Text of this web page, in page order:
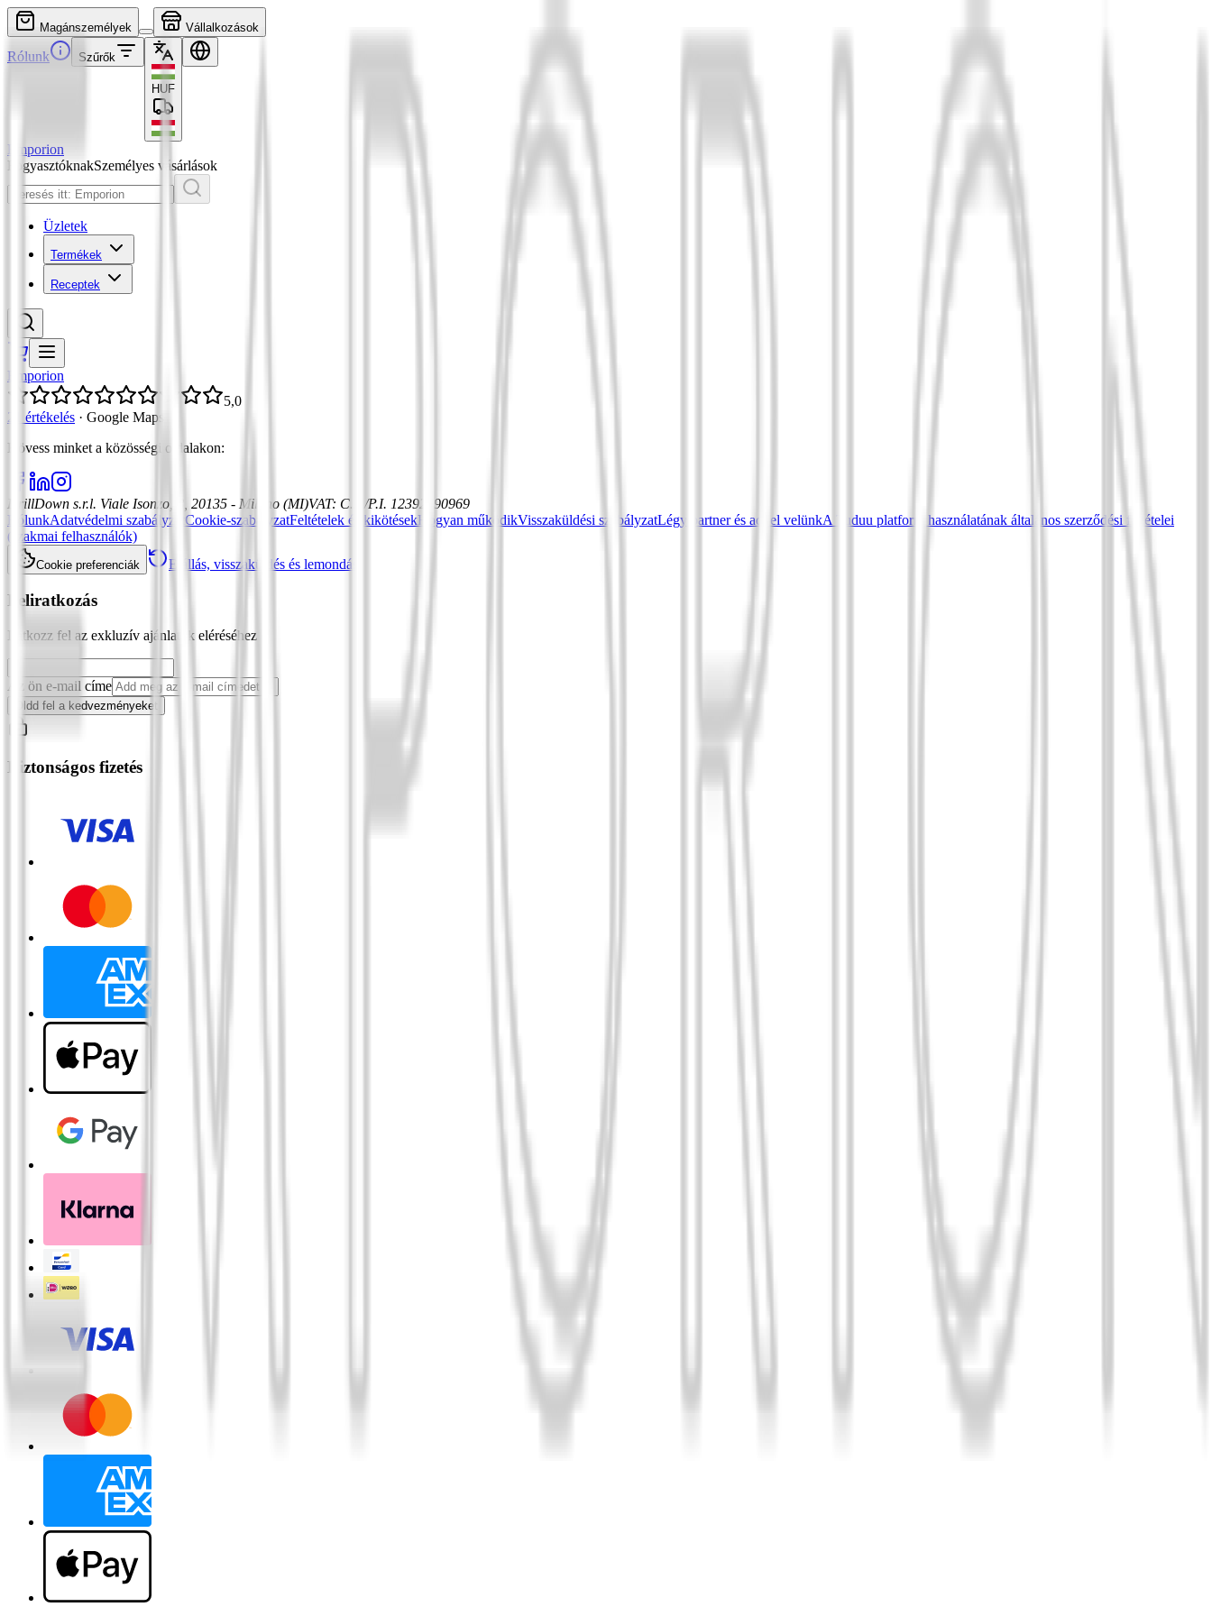
Magánszemélyek Vállalkozások
Rólunk Szűrők
HUF
Emporion
FogyasztóknakSzemélyes vásárlások
Üzletek
Termékek
Receptek
Emporion
5,0
21 értékelés · Google Maps
Kövess minket a közösségi oldalakon:
DrillDown s.r.l. Viale Isonzo, 8, 20135 - Milano (MI)VAT: C.F./P.I. 12392590969
RólunkAdatvédelmi szabályzat Cookie-szabályzatFeltételek és kikötésekHogyan működikVisszaküldési szabályzatLégy partner és adj el velünkA Tuduu platform használatának általános szerződési feltételei
(szakmai felhasználók)
Cookie preferenciák Elállás, visszaküldés és lemondás
Feliratkozás
Iratkozz fel az exkluzív ajánlatok eléréséhez
Az ön e-mail címe
Oldd fel a kedvezményeket
Biztonságos fizetés